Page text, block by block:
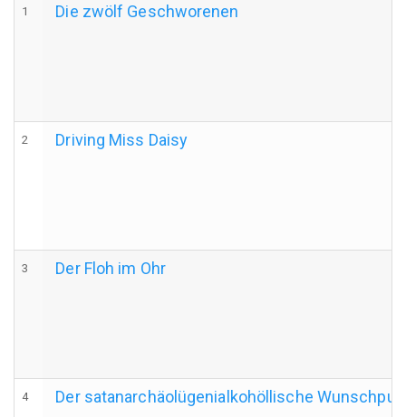
1 Die zwölf Geschworenen
2 Driving Miss Daisy
3 Der Floh im Ohr
4 Der satanarchäolügenialkohöllische